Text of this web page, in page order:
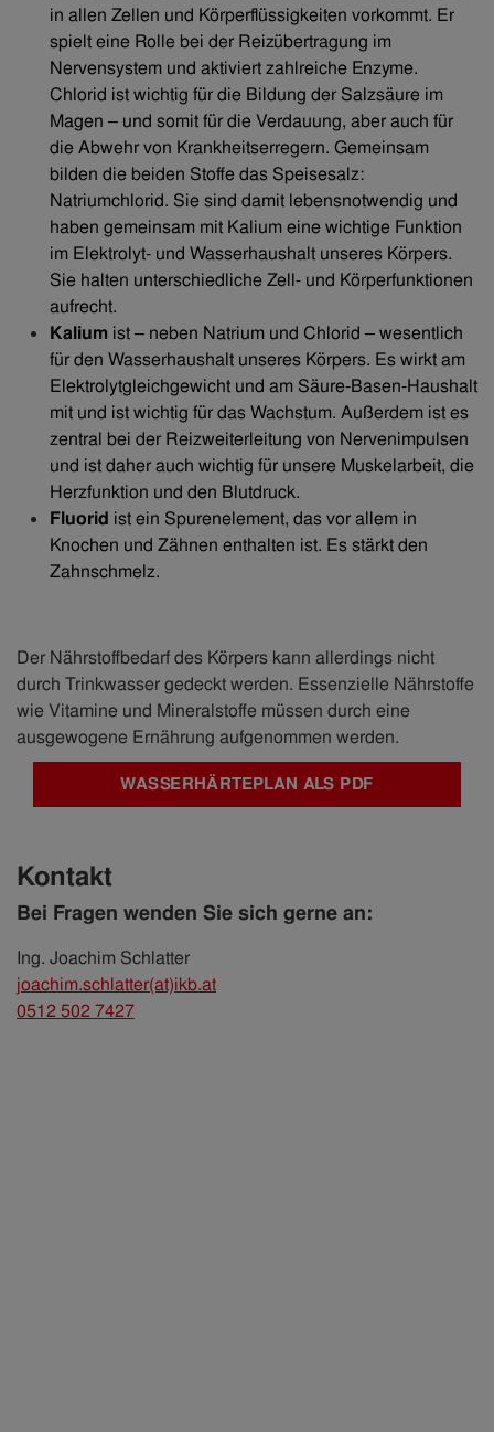
in allen Zellen und Körperflüssigkeiten vorkommt. Er
spielt eine Rolle bei der Reizübertragung im
Nervensystem und aktiviert zahlreiche Enzyme.
Chlorid ist wichtig für die Bildung der Salzsäure im
Magen – und somit für die Verdauung, aber auch für
die Abwehr von Krankheitserregern. Gemeinsam
bilden die beiden Stoffe das Speisesalz:
Natriumchlorid. Sie sind damit lebensnotwendig und
haben gemeinsam mit Kalium eine wichtige Funktion
im Elektrolyt- und Wasserhaushalt unseres Körpers.
Sie halten unterschiedliche Zell- und Körperfunktionen
aufrecht.
Kalium ist – neben Natrium und Chlorid – wesentlich
für den Wasserhaushalt unseres Körpers. Es wirkt am
Elektrolytgleichgewicht und am Säure-Basen-Haushalt
mit und ist wichtig für das Wachstum. Außerdem ist es
zentral bei der Reizweiterleitung von Nervenimpulsen
und ist daher auch wichtig für unsere Muskelarbeit, die
Herzfunktion und den Blutdruck.
Fluorid ist ein Spurenelement, das vor allem in
Knochen und Zähnen enthalten ist. Es stärkt den
Zahnschmelz.
Der Nährstoffbedarf des Körpers kann allerdings nicht
durch Trinkwasser gedeckt werden. Essenzielle Nährstoffe
wie Vitamine und Mineralstoffe müssen durch eine
ausgewogene Ernährung aufgenommen werden.
WASSERHÄRTEPLAN ALS PDF
Kontakt
Bei Fragen wenden Sie sich gerne an:
Ing. Joachim Schlatter
joachim.schlatter(at)ikb.at
0512 502 7427